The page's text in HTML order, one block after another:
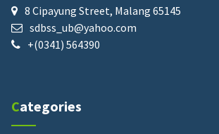
8 Cipayung Street, Malang 65145
sdbss_ub@yahoo.com
+(0341) 564390
Categories